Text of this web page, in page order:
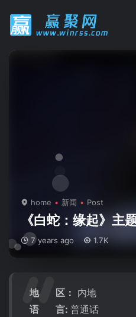
home 新闻 Post
《白蛇：缘起》主
7 years ago 1.7K
地 区： 内地
语 言: 普通话